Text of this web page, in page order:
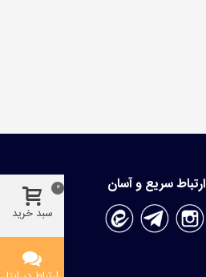
ارتباط سریع و آسان
سبد خرید
0